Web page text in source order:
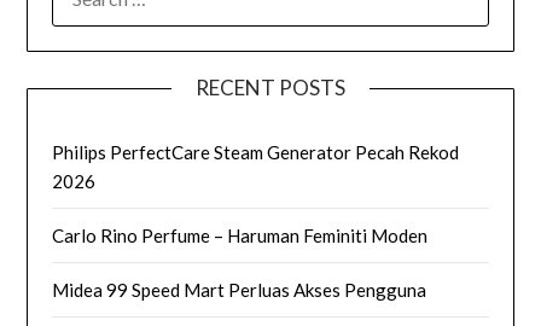
FOR:
RECENT POSTS
Philips PerfectCare Steam Generator Pecah Rekod
2026
Carlo Rino Perfume – Haruman Feminiti Moden
Midea 99 Speed Mart Perluas Akses Pengguna